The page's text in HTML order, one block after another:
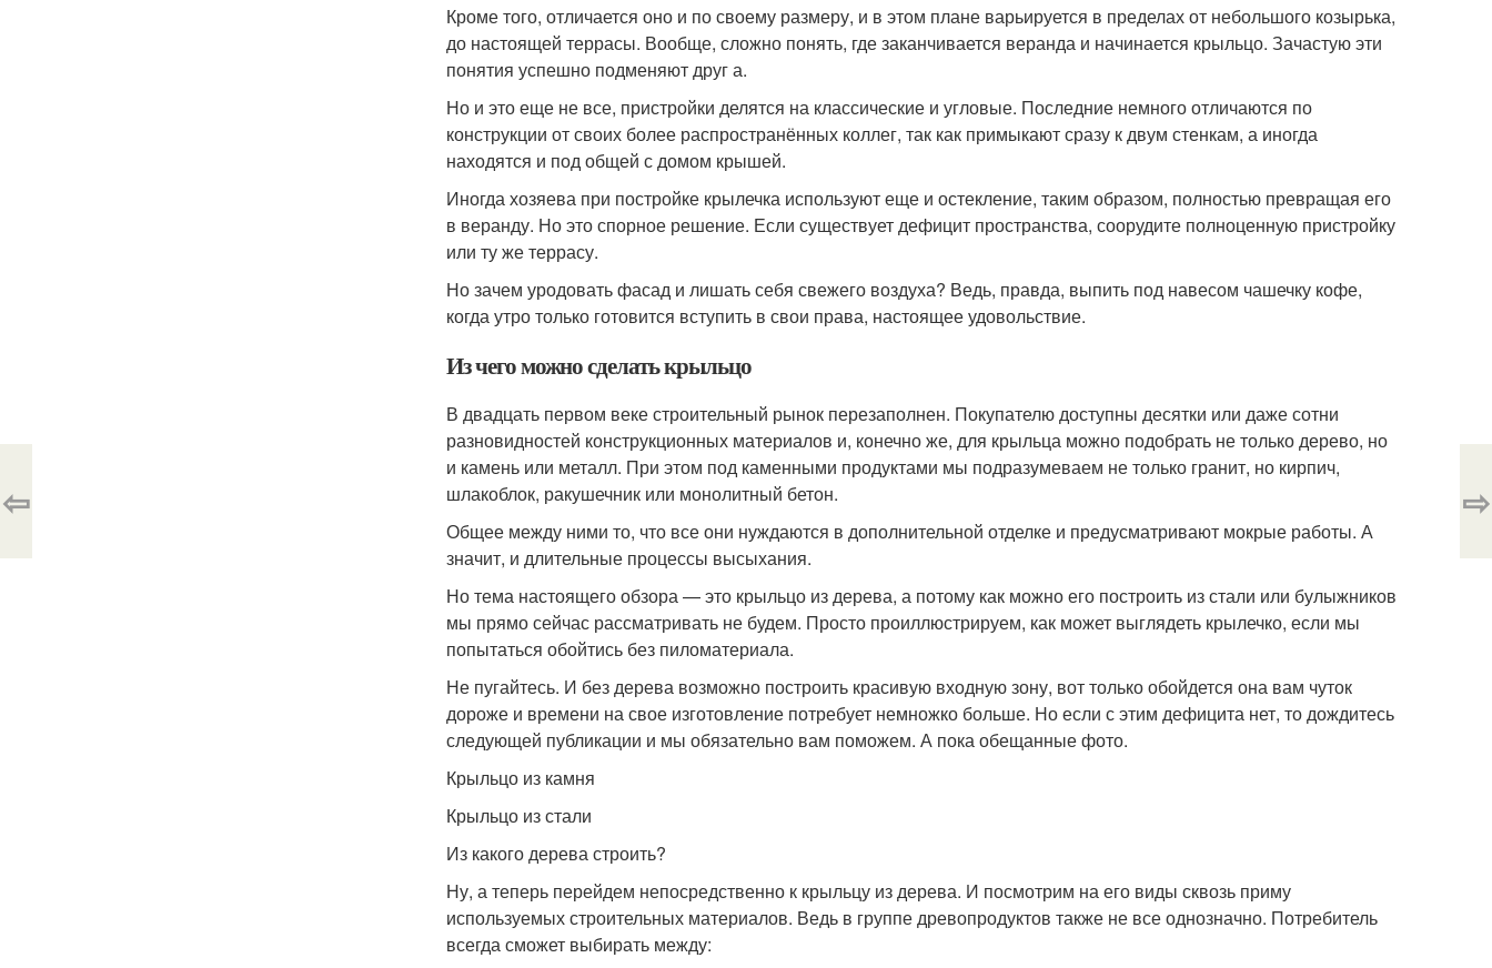
Кроме того, отличается оно и по своему размеру, и в этом плане варьируется в пределах от небольшого козырька,
до настоящей террасы. Вообще, сложно понять, где заканчивается веранда и начинается крыльцо. Зачастую эти
понятия успешно подменяют друг а.
Но и это еще не все, пристройки делятся на классические и угловые. Последние немного отличаются по
конструкции от своих более распространённых коллег, так как примыкают сразу к двум стенкам, а иногда
находятся и под общей с домом крышей.
Иногда хозяева при постройке крылечка используют еще и остекление, таким образом, полностью превращая его
в веранду. Но это спорное решение. Если существует дефицит пространства, соорудите полноценную пристройку
или ту же террасу.
Но зачем уродовать фасад и лишать себя свежего воздуха? Ведь, правда, выпить под навесом чашечку кофе,
когда утро только готовится вступить в свои права, настоящее удовольствие.
Из чего можно сделать крыльцо
В двадцать первом веке строительный рынок перезаполнен. Покупателю доступны десятки или даже сотни
разновидностей конструкционных материалов и, конечно же, для крыльца можно подобрать не только дерево, но
и камень или металл. При этом под каменными продуктами мы подразумеваем не только гранит, но кирпич,
шлакоблок, ракушечник или монолитный бетон.
Общее между ними то, что все они нуждаются в дополнительной отделке и предусматривают мокрые работы. А
значит, и длительные процессы высыхания.
Но тема настоящего обзора — это крыльцо из дерева, а потому как можно его построить из стали или булыжников
мы прямо сейчас рассматривать не будем. Просто проиллюстрируем, как может выглядеть крылечко, если мы
попытаться обойтись без пиломатериала.
Не пугайтесь. И без дерева возможно построить красивую входную зону, вот только обойдется она вам чуток
дороже и времени на свое изготовление потребует немножко больше. Но если с этим дефицита нет, то дождитесь
следующей публикации и мы обязательно вам поможем. А пока обещанные фото.
Крыльцо из камня
Крыльцо из стали
Из какого дерева строить?
Ну, а теперь перейдем непосредственно к крыльцу из дерева. И посмотрим на его виды сквозь приму
используемых строительных материалов. Ведь в группе древопродуктов также не все однозначно. Потребитель
всегда сможет выбирать между:
⇦ ⇨